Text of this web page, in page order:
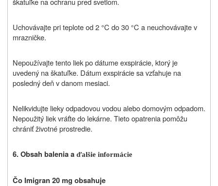
Uchovávajte pri teplote od 2 °C do 30 °C a neuchovávajte v
mrazničke.
Nepoužívajte tento liek po dátume exspirácie, ktorý je
uvedený na škatuľke. Dátum exspirácie sa vzťahuje na
posledný deň v danom mesiaci.
Nelikvidujte lieky odpadovou vodou alebo domovým odpadom.
Nepoužitý liek vráťte do lekárne. Tieto opatrenia pomôžu
chrániť životné prostredie.
6. Obsah balenia a ďalšie informácie
Čo Imigran 20 mg obsahuje